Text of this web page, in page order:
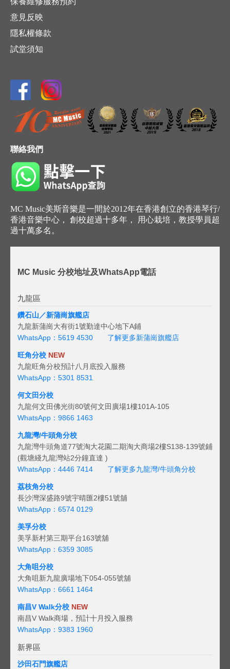
意見反映
隱私權條款
試堂須知
聯絡我們
MC Music美斯音樂是一間於2012年在香港創立的香港琴行/
香港音樂中心， 創校超過十多年， 用心栽培，教授學員超
過十萬多名。
MC Music 分校地址及WhatsApp電話
九龍區
鑽石山／新蒲崗旗艦店
九龍新蒲崗大有街1號勤達中心地下A鋪
WhatsApp：5619 4530
了解更多新蒲崗旗艦店
旺角分校 NEW
九龍旺角分校預計八月底投入服務
WhatsApp：5301 8531
何文田分校
九龍何文田佛光街80號何文田廣場1樓101A-105
WhatsApp：9866 1463
九龍灣/牛頭角分校
九龍灣牛頭角道77號淘大花園二期淘大商場2樓S138-139號鋪
(觀塘綫九龍灣站2分鐘直達 )
WhatsApp：4446 7414
了解更多九龍灣/牛頭角分校
荔枝角分校
長沙灣深盛路9號宇晴匯2樓51號舖
WhatsApp：6574 0129
美孚分校
美孚新村第三期平台163號舖
WhatsApp：6359 3085
大角咀分校
大角咀新九龍廣場地下054-055號舖
WhatsApp：6661 1464
南昌V Walk分校 NEW
南昌V Walk商場，預計十月投入服務
WhatsApp：9383 1960
新界區
沙田石門旗艦店